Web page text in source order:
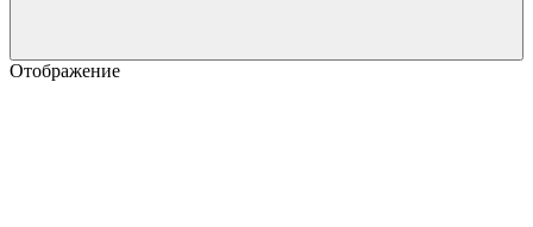
Отображение